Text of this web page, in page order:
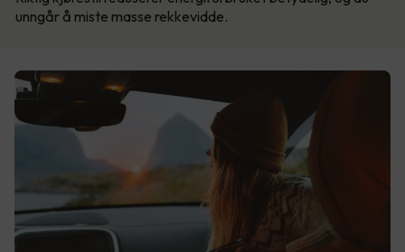
unngår å miste masse rekkevidde.